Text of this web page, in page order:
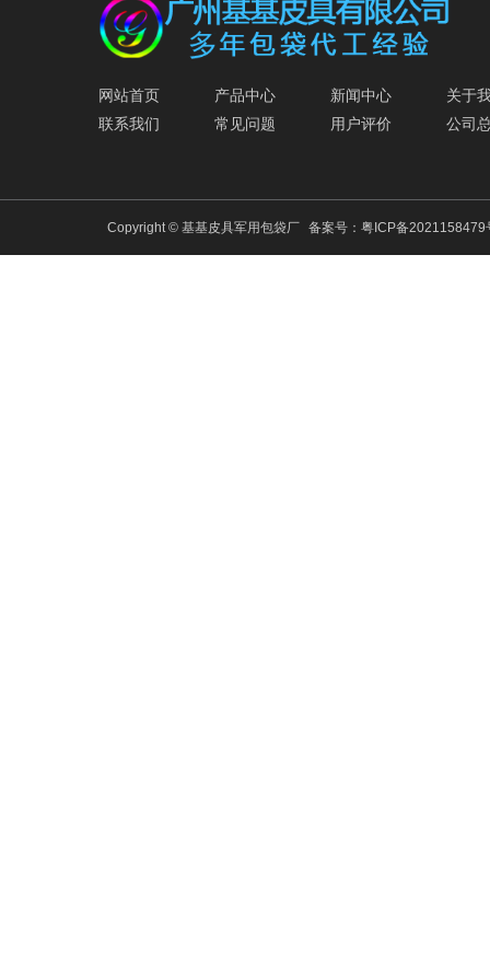
网站首页 产品中心 新闻中心
关于
联系我们
常见问题 用户评价 公司
Copyright © 基基皮具军用包袋厂 备案号： 粤ICP备2021158479